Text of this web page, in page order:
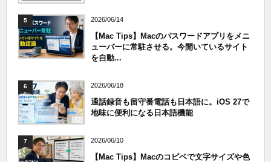
5 2026/06/14
【Mac Tips】Macのパスワードアプリをメニ
ューバーに常駐させる。今開いているサイト
を自動...
6 2026/06/18
通話録音も留守番電話も日本語に。iOS 27で
地味に便利になる日本語機能
7 2026/06/10
【Mac Tips】Macのコピペで文字サイズや色